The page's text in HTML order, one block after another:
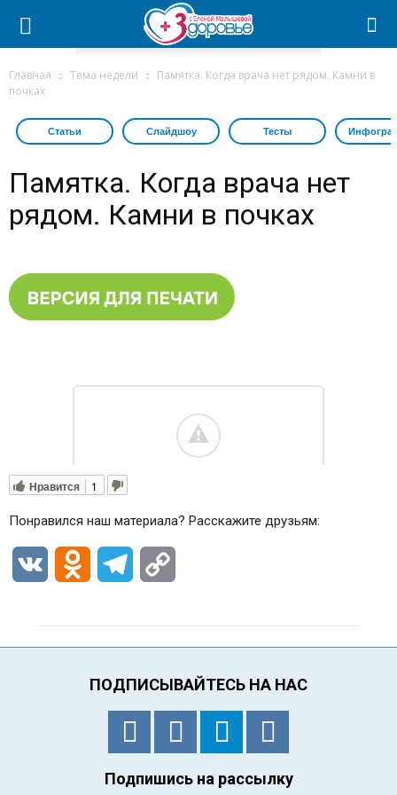
Главная Тема недели
Памятка. Когда врача нет рядом. Камни в
почках
Статьи Слайдшоу Тесты
Памятка. Когда врача нет
рядом. Камни в почках
Нравится 1
Понравился наш материала? Расскажите друзьям:
VK Odnoklassniki
Telegram
ПОДПИСЫВАЙТЕСЬ НА НАС
Подпишись на рассылку